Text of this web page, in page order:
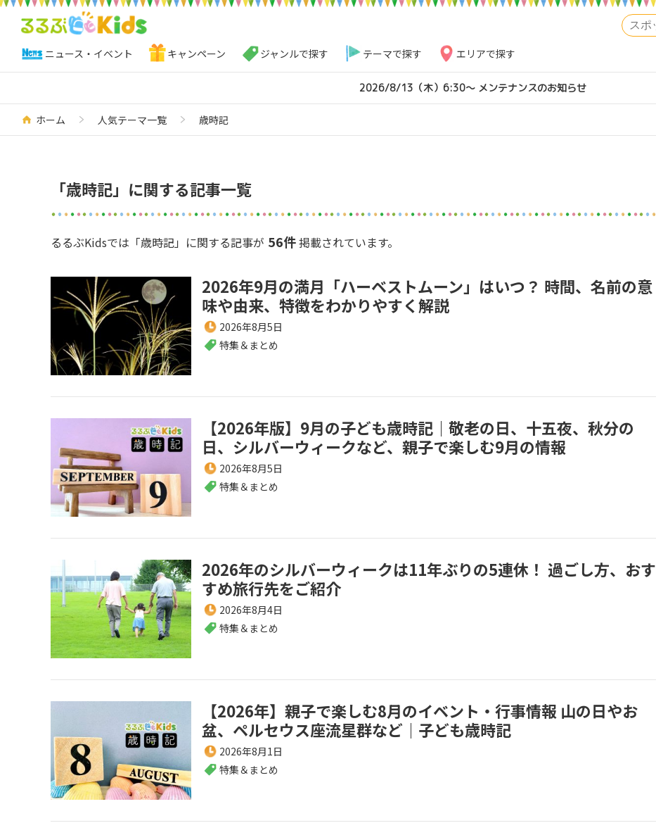
ニュース・イベント キャンペーン ジャンルで探す テーマで探す エリアで探す
2026/8/13（木）6:30～ メンテナンスのお知らせ
ホーム 人気テーマ一覧 歳時記
「歳時記」に関する記事一覧
るるぶKidsでは「歳時記」に関する記事が 56件掲載されています。
2026年9月の満月「ハーベストムーン」はいつ？ 時間、名前の意
味や由来、特徴をわかりやすく解説
2026年8月5日
特集＆まとめ
【2026年版】9月の子ども歳時記｜敬老の日、十五夜、秋分の
日、シルバーウィークなど、親子で楽しむ9月の情報
2026年8月5日
特集＆まとめ
2026年のシルバーウィークは11年ぶりの5連休！ 過ごし方、おす
すめ旅行先をご紹介
2026年8月4日
特集＆まとめ
【2026年】親子で楽しむ8月のイベント・行事情報 山の日やお
盆、ペルセウス座流星群など｜子ども歳時記
2026年8月1日
特集＆まとめ